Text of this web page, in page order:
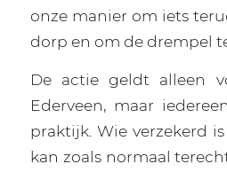
onze manier om iets
dorp en om de drempel
De actie geldt alleen
Ederveen, maar
praktijk. Wie verzekerd
kan zoals normaal